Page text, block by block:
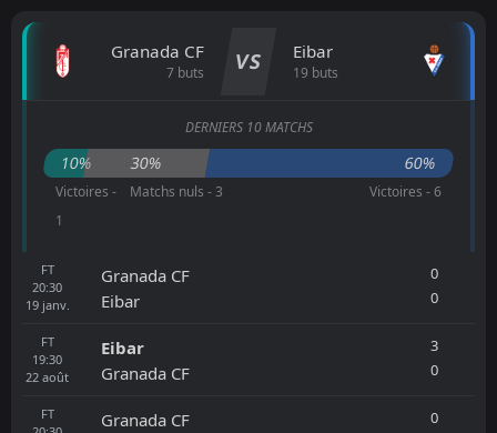
Granada CF
7 buts VS Eibar
19 buts
DERNIERS 10 MATCHS
10% 30% 60%
Victoires -
1
Matchs nuls - 3 Victoires - 6
FT
20:30
19 janv.
Granada CF
Eibar
0
0
FT
19:30
22 août
Eibar
Granada CF
3
0
FT
Granada CF
0